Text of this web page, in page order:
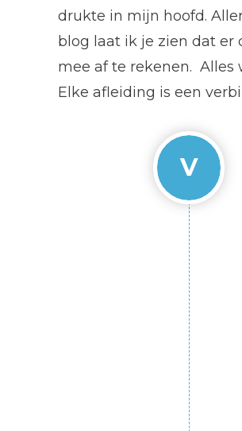
drukte in mijn hoofd.
blog laat ik je zien dat er
mee af te rekenen. Alles
Elke afleiding is een
V